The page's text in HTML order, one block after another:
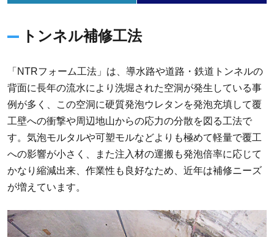
トンネル補修工法
「NTRフォーム工法」は、導水路や道路・鉄道トンネルの
背面に長年の流水により洗堀された空洞が発生している事
例が多く、この空洞に硬質発泡ウレタンを発泡充填して覆
工壁への衝撃や周辺地山からの応力の分散を図る工法で
す。気泡モルタルや可塑モルなどよりも極めて軽量で覆工
への影響が小さく、また注入材の運搬も発泡倍率に応じて
かなり縮減出来、作業性も良好なため、近年は補修ニーズ
が増えています。